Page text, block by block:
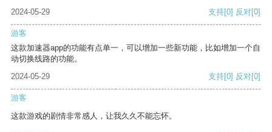
2024-05-29
支持[0] 反对[0]
游客
这款加速器app的功能有点单一，可以增加一些新功能，比如增加一个自
动切换线路的功能。
2024-05-29
支持[0] 反对[0]
游客
这款游戏的剧情非常感人，让我久久不能忘怀。